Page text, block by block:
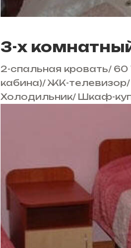
3-х
2-спальная кровать/ 60
кабина)/ ЖК-телевизор/
Холодильник/ Шкаф-